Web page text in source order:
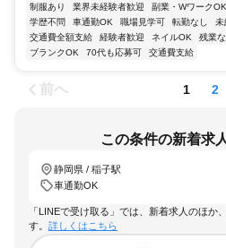
制服あり 業界未経験者歓迎 副業・WワークOK
学歴不問
車通勤OK 職場見学可 転勤なし 未
交通費全額支給
経験者歓迎 ネイルOK 残業
ブランクOK
70代も応募可 交通費支給
前へ 1 2
この条件の新着求
静岡県 / 稲子駅
車通勤OK
「LINEで受け取る」では、新着求人のほか
す。 詳しくはこちら